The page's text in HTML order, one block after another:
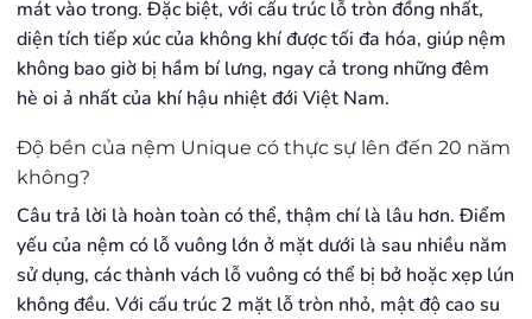
mát vào trong. Đặc biệt, với cấu trúc lỗ tròn đồng nhất,
diện tích tiếp xúc của không khí được tối đa hóa, giúp nệm
không bao giờ bị hầm bí lưng, ngay cả trong những đêm
hè oi ả nhất của khí hậu nhiệt đới Việt Nam.
Độ bền của nệm Unique có thực sự lên đến 20 năm
không?
Câu trả lời là hoàn toàn có thể, thậm chí là lâu hơn. Điểm
yếu của nệm có lỗ vuông lớn ở mặt dưới là sau nhiều năm
sử dụng, các thành vách lỗ vuông có thể bị bở hoặc xẹp lún
không đều. Với cấu trúc 2 mặt lỗ tròn nhỏ, mật độ cao su